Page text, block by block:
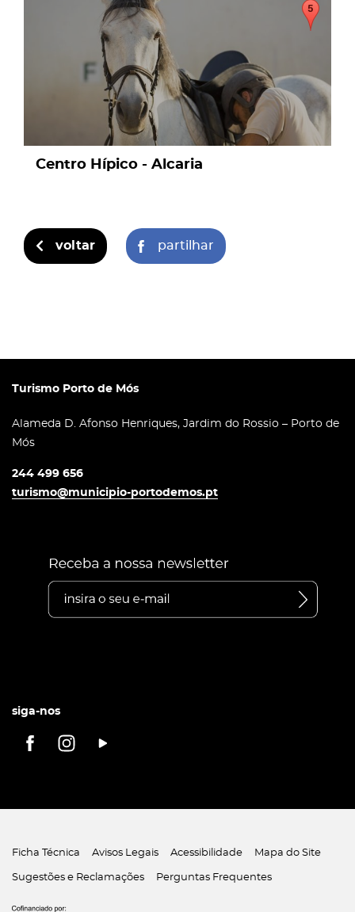
Centro Hípico - Alcaria
voltar partilhar
Turismo Porto de Mós
Alameda D. Afonso Henriques, Jardim do Rossio – Porto de
Mós
244 499 656
turismo@municipio-portodemos.pt
siga-nos
Ficha Técnica Avisos Legais Acessibilidade Mapa do Site
Sugestões e Reclamações Perguntas Frequentes